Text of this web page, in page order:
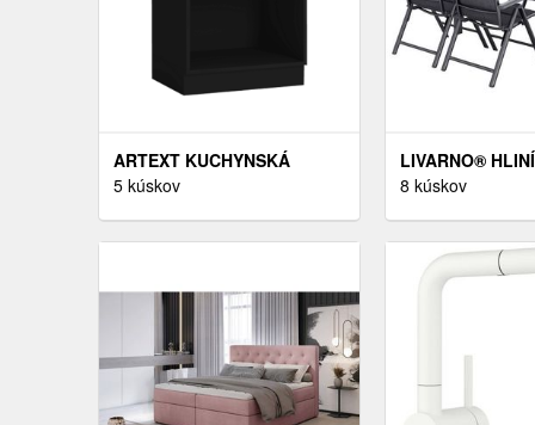
ARTEXT KUCHYNSKÁ
SKRINKA VYSOKÁ
5 kúskov
LIVARNO®
ROZŤAHOVACÍ
8 kúskov